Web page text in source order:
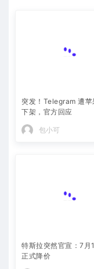
下架，官方回应
特斯拉突然官宣：7月
正式降价